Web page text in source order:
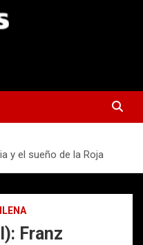
y el sueño de la Roja
Franz